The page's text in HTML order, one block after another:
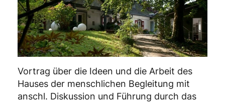
Vortrag über die Ideen und die Arbeit des
Hauses der menschlichen Begleitung mit
anschl. Diskussion und Führung durch das